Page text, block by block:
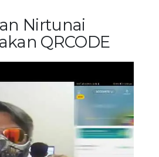
Nirtunai
QRCODE